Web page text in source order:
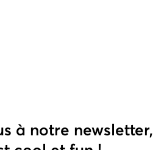
à notre newsletter,